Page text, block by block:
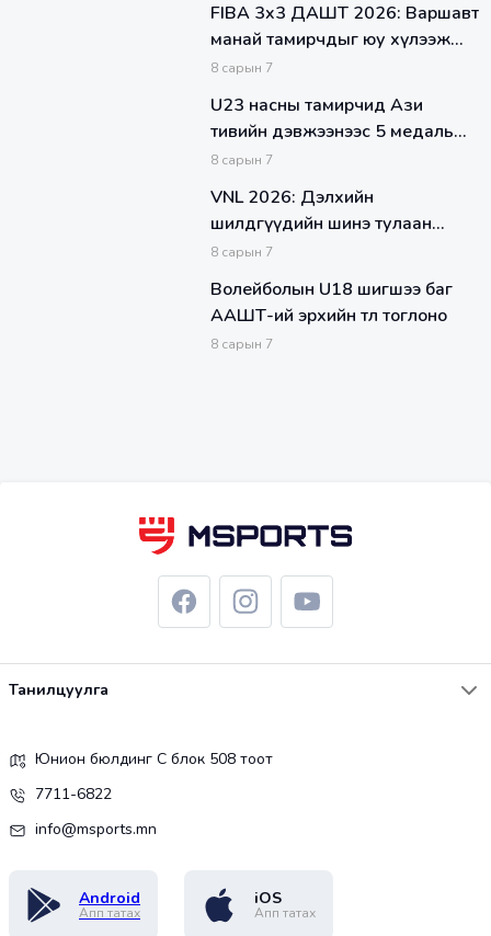
FIBA 3x3 ДАШТ 2026: Варшавт
манай тамирчдыг юу хүлээж
байна вэ
8 сарын 7
U23 насны тамирчид Ази
тивийн дэвжээнээс 5 медаль
хүртлээ
8 сарын 7
VNL 2026: Дэлхийн
шилдгүүдийн шинэ тулаан
эхлэхэд цөөн хоног үлдлээ
8 сарын 7
Волейболын U18 шигшээ баг
ААШТ-ий эрхийн төлөө тоглоно
8 сарын 7
Танилцуулга
Юнион бюлдинг С блок 508 тоот
7711-6822
info@msports.mn
Android
Апп татах
iOS
Апп татах